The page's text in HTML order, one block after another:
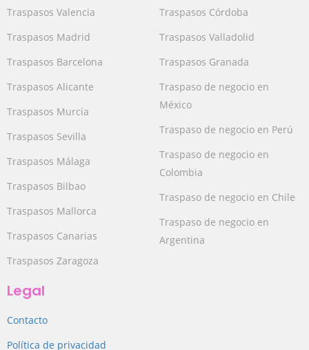
Traspasos Valencia
Traspasos Madrid
Traspasos Barcelona
Traspasos Alicante
Traspasos Murcia
Traspasos Sevilla
Traspasos Málaga
Traspasos Bilbao
Traspasos Mallorca
Traspasos Canarias
Traspasos Zaragoza
Traspasos Córdoba
Traspasos Valladolid
Traspasos Granada
Traspaso de negocio en
México
Traspaso de negocio en Perú
Traspaso de negocio en
Colombia
Traspaso de negocio en Chile
Traspaso de negocio en
Argentina
Legal
Contacto
Política de privacidad